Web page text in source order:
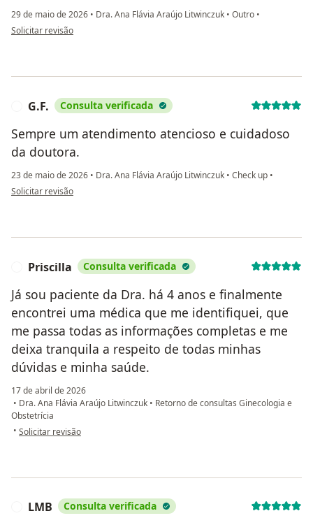
29 de maio de 2026 • Dra. Ana Flávia Araújo Litwinczuk • Outro •
na opinião do utilizador Jeane
Solicitar revisão
G.F. Consulta verificada
Sempre um atendimento atencioso e cuidadoso
da doutora.
23 de maio de 2026 • Dra. Ana Flávia Araújo Litwinczuk • Check up •
na opinião do utilizador G.F.
Solicitar revisão
Priscilla Consulta verificada
Já sou paciente da Dra. há 4 anos e finalmente
encontrei uma médica que me identifiquei, que
me passa todas as informações completas e me
deixa tranquila a respeito de todas minhas
dúvidas e minha saúde.
17 de abril de 2026
• Dra. Ana Flávia Araújo Litwinczuk • Retorno de consultas Ginecologia e
Obstetrícia
• na opinião do utilizador Priscilla
Solicitar revisão
LMB Consulta verificada